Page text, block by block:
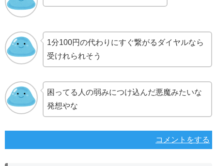
1分100円の代わりにすぐ繋がるダイヤルなら
受けれられそう
困ってる人の弱みにつけ込んだ悪魔みたいな
発想やな
コメントをする